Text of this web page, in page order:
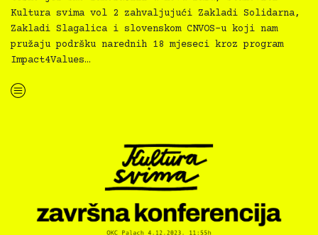
Kultura svima vol 2 zahvaljujući Zakladi Solidarna,
Zakladi Slagalica i slovenskom CNVOS-u koji nam
pružaju podršku narednih 18 mjeseci kroz program
Impact4Values…
“Posljednji susret u sklopu Erasmus+ projekta”